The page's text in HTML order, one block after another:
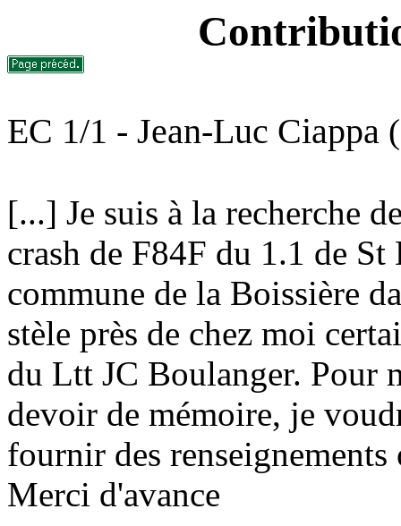
EC 1/1 - Jean-Luc Ciappa
[...] Je suis à la recherche
crash de F84F du 1.1 de
commune de la Boissière
stèle près de chez moi
du Ltt JC Boulanger. Pour
devoir de mémoire, je
fournir des
Merci d'avance